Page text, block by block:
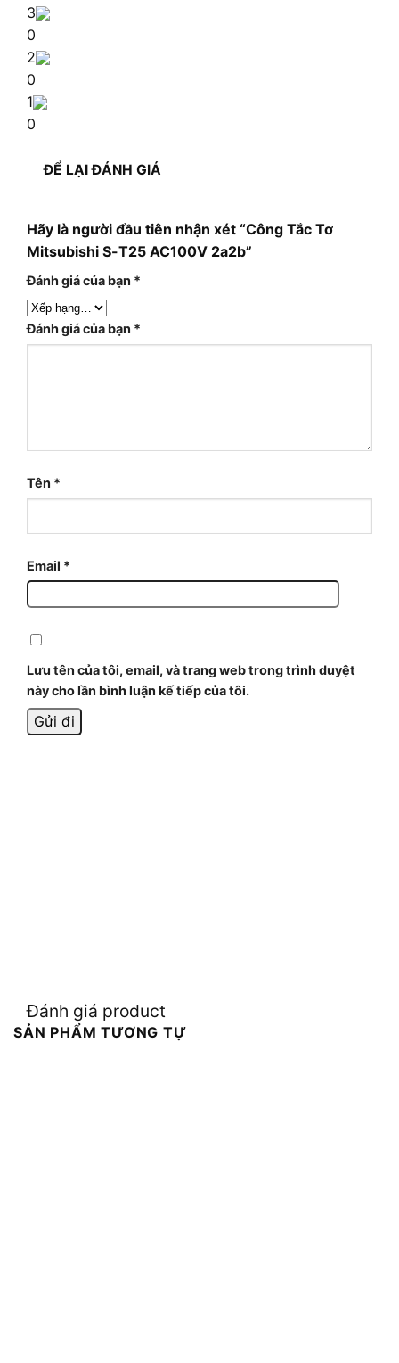
3
0
2
0
1
0
ĐỂ LẠI ĐÁNH GIÁ
Hãy là người đầu tiên nhận xét “Công Tắc Tơ
Mitsubishi S-T25 AC100V 2a2b”
Đánh giá của bạn *
Đánh giá của bạn *
Tên *
Email *
Lưu tên của tôi, email, và trang web trong trình duyệt
này cho lần bình luận kế tiếp của tôi.
Đánh giá product
SẢN PHẨM TƯƠNG TỰ